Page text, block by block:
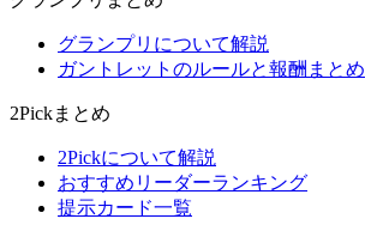
グランプリについて解説
ガントレットのルールと報酬まとめ
2Pickまとめ
2Pickについて解説
おすすめリーダーランキング
提示カード一覧